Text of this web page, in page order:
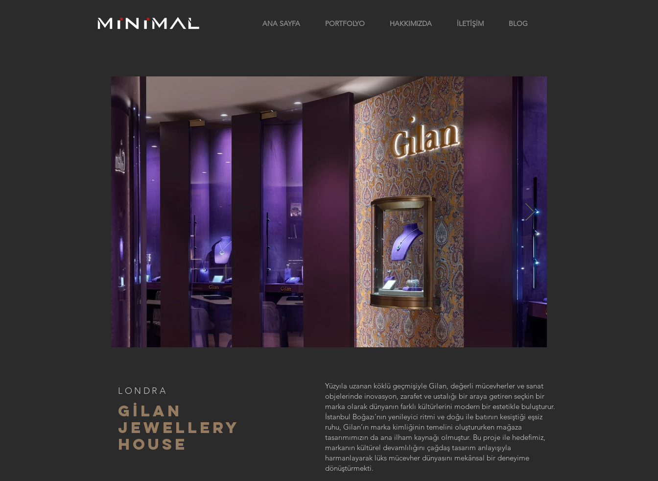
ANA SAYFA PORTFOLYO HAKKIMIZDA İLETİŞİM BLOG
LONDRA
GİLAN
JEWELLERY
HOUSE
Yüzyıla uzanan köklü geçmişiyle Gilan, değerli mücevherler ve sanat
objelerinde inovasyon, zarafet ve ustalığı bir araya getiren seçkin bir
marka olarak dünyanın farklı kültürlerini modern bir estetikle buluşturur.
İstanbul Boğazı’nın yenileyici ritmi ve doğu ile batının kesiştiği eşsiz
ruhu, Gilan’ın marka kimliğinin temelini oluştururken mağaza
tasarımımızın da ana ilham kaynağı olmuştur. Bu proje ile hedefimiz,
markanın kültürel devamlılığını çağdaş tasarım anlayışıyla
harmanlayarak lüks mücevher dünyasını mekânsal bir deneyime
dönüştürmekti.